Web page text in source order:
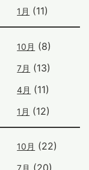
1月 (11)
10月 (8)
7月 (13)
4月 (11)
1月 (12)
10月 (22)